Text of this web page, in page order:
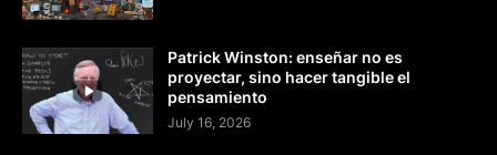
Patrick Winston: enseñar no es
proyectar, sino hacer tangible el
pensamiento
July 16, 2026